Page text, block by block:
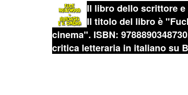
Il libro dello scrittore
Il titolo del libro è
cinema". ISBN:
critica letteraria in italiano su